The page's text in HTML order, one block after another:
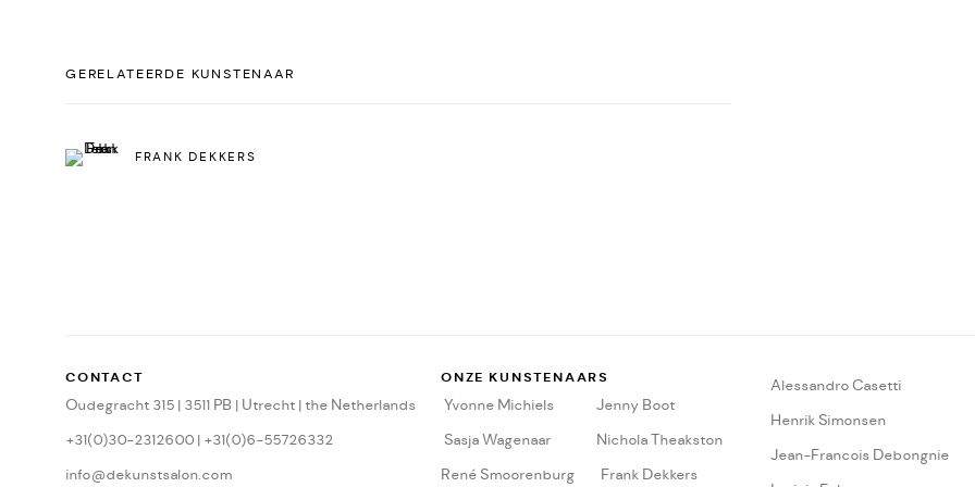
GERELATEERDE KUNSTENAAR
FRANK DEKKERS
CONTACT
Oudegracht 315 | 3511 PB | Utrecht | the Netherlands
+31(0)30-2312600 | +31(0)6-55726332
info@dekunstsalon.com
ONZE KUNSTENAARS
Yvonne Michiels
Jenny Boot
Sasja Wagenaar
Nichola Theakston
René Smoorenburg
Frank Dekkers
Alessandro Casetti
Henrik Simonsen
Jean-Francois Debongnie